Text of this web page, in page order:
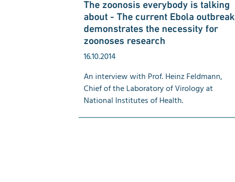
The zoonosis every­body is talking
about - The current Ebola out­break
demon­strates the necessity for
zoonoses research
16.10.2014
An interview with Prof. Heinz Feldmann,
Chief of the Laboratory of Virology at
National Institutes of Health.